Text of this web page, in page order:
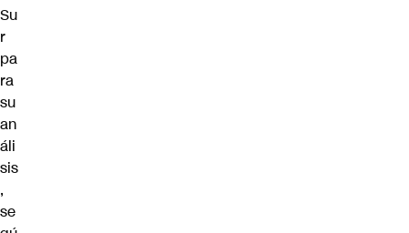
Su
r
pa
ra
su
an
áli
sis
,
se